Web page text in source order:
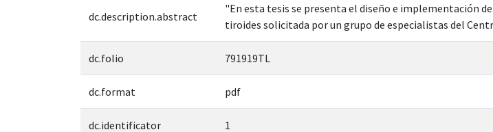
dc.description.abstract
"En esta tesis se presenta el diseño e implementación
tiroides solicitada por un grupo de especialistas del
dc.folio 791919TL
dc.format pdf
dc.identificator 1